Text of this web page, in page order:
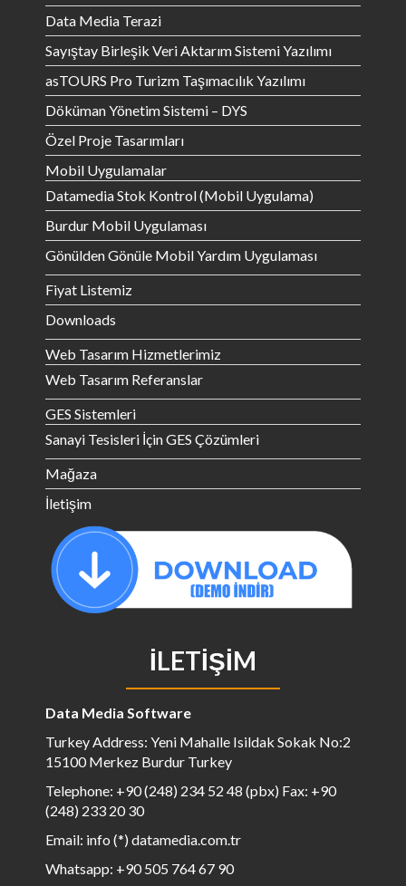
Data Media Terazi
Sayıştay Birleşik Veri Aktarım Sistemi Yazılımı
asTOURS Pro Turizm Taşımacılık Yazılımı
Döküman Yönetim Sistemi – DYS
Özel Proje Tasarımları
Mobil Uygulamalar
Datamedia Stok Kontrol (Mobil Uygulama)
Burdur Mobil Uygulaması
Gönülden Gönüle Mobil Yardım Uygulaması
Fiyat Listemiz
Downloads
Web Tasarım Hizmetlerimiz
Web Tasarım Referanslar
GES Sistemleri
Sanayi Tesisleri İçin GES Çözümleri
Mağaza
İletişim
İLETIŞIM
Data Media Software
Turkey Address: Yeni Mahalle Isildak Sokak No:2
15100 Merkez Burdur Turkey
Telephone: +90 (248) 234 52 48 (pbx) Fax: +90
(248) 233 20 30
Email: info (*) datamedia.com.tr
Whatsapp: +90 505 764 67 90